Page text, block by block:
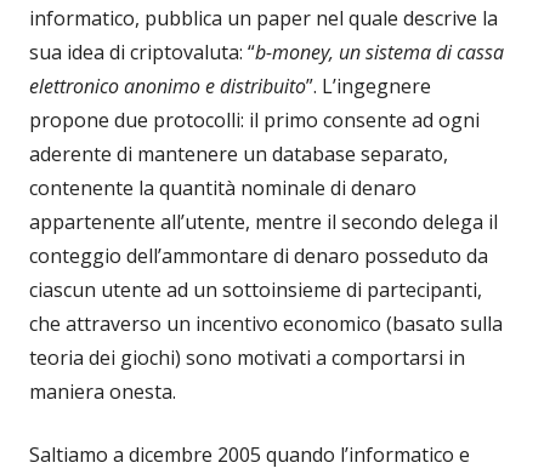
informatico, pubblica un paper nel quale descrive la
sua idea di criptovaluta: “b-money, un sistema di cassa
elettronico anonimo e distribuito”. L’ingegnere
propone due protocolli: il primo consente ad ogni
aderente di mantenere un database separato,
contenente la quantità nominale di denaro
appartenente all’utente, mentre il secondo delega il
conteggio dell’ammontare di denaro posseduto da
ciascun utente ad un sottoinsieme di partecipanti,
che attraverso un incentivo economico (basato sulla
teoria dei giochi) sono motivati a comportarsi in
maniera onesta.
Saltiamo a dicembre 2005 quando l’informatico e